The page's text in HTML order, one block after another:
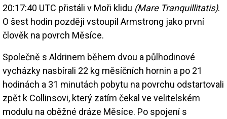
20:17:40 UTC přistáli v Moři klidu (Mare Tranquillitatis).
O šest hodin později vstoupil Armstrong jako první
člověk na povrch Měsíce.
Společně s Aldrinem během dvou a půlhodinové
vycházky nasbírali 22 kg měsíčních hornin a po 21
hodinách a 31 minutách pobytu na povrchu odstartovali
zpět k Collinsovi, který zatím čekal ve velitelském
modulu na oběžné dráze Měsíce. Po spojení s